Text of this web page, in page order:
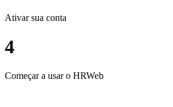
Ativar sua conta
4
Começar a usar o HRWeb